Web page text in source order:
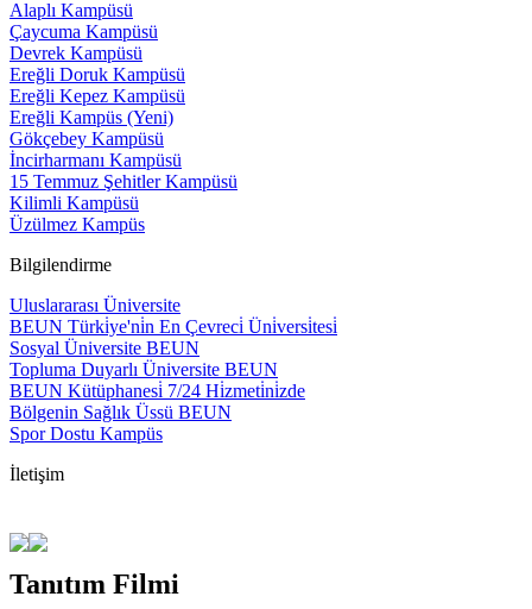
Alaplı Kampüsü
Çaycuma Kampüsü
Devrek Kampüsü
Ereğli Doruk Kampüsü
Ereğli Kepez Kampüsü
Ereğli Kampüs (Yeni)
Gökçebey Kampüsü
İncirharmanı Kampüsü
15 Temmuz Şehitler Kampüsü
Kilimli Kampüsü
Üzülmez Kampüs
Bilgilendirme
Uluslararası Üniversite
BEUN Türki̇ye'ni̇n En Çevreci̇ Üni̇versi̇tesi̇
Sosyal Üniversite BEUN
Topluma Duyarlı Üniversite BEUN
BEUN Kütüphanesi̇ 7/24 Hi̇zmeti̇ni̇zde
Bölgenin Sağlık Üssü BEUN
Spor Dostu Kampüs
İletişim
Tanıtım Filmi